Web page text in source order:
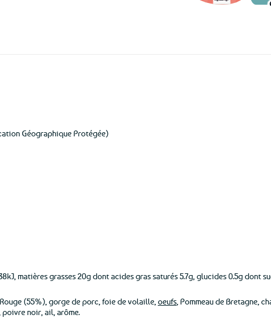
Géographique Protégée)
matières grasses 20g dont acides gras saturés 5.7g, glucides 0.5g dont
(55%), gorge de porc, foie de volaille, oeufs , Pommeau de Bretagne,
poivre noir, ail, arôme.